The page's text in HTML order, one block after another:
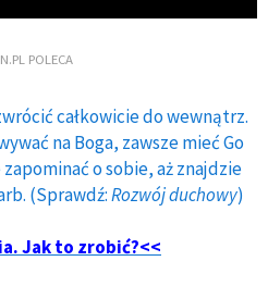
POLECA
całkowicie do wewnątrz.
na Boga, zawsze mieć Go
o sobie, aż znajdzie
(Sprawdź:Rozwój duchowy)
Jak to zrobić?<<